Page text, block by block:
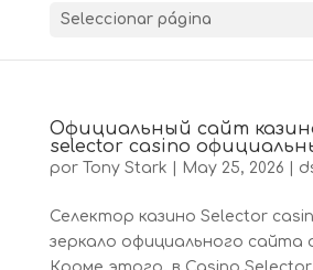
Seleccionar página
Официальный сайт
selector casino
por Tony Stark May 25, 2026
Селектор казино Selector
зеркало официального сайта